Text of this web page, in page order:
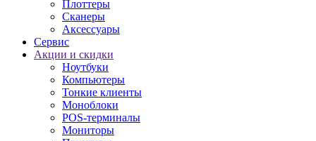
Плоттеры
Сканеры
Аксессуары
Сервис
Акции и скидки
Ноутбуки
Компьютеры
Тонкие клиенты
Моноблоки
POS-терминалы
Мониторы